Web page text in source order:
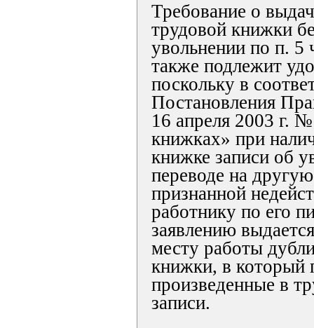
Требование о
трудовой книжки
увольнении по п.
также подлежит
поскольку в
Постановления
16 апреля 2003 г.
книжках» при
книжке записи об
переводе на
признанной
работнику по его
заявлению
месту работы
книжки, в который
произведенные в
записи.